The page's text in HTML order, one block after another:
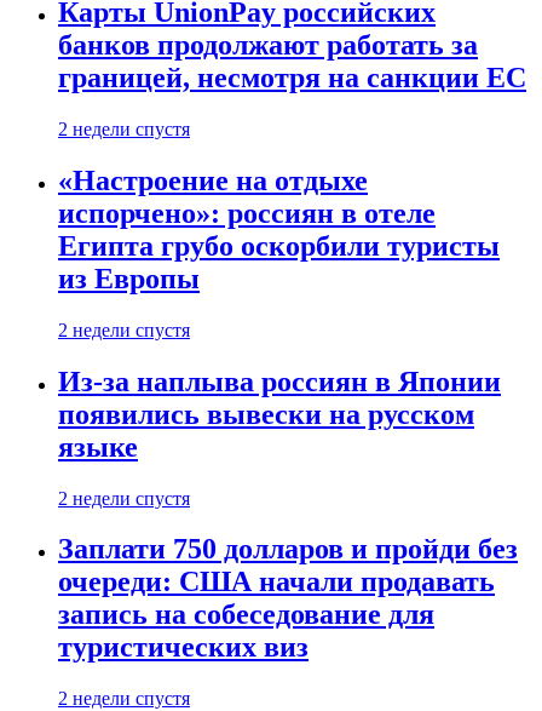
Карты UnionPay российских
банков продолжают работать за
границей, несмотря на санкции ЕС
2 недели спустя
«Настроение на отдыхе
испорчено»: россиян в отеле
Египта грубо оскорбили туристы
из Европы
2 недели спустя
Из-за наплыва россиян в Японии
появились вывески на русском
языке
2 недели спустя
Заплати 750 долларов и пройди без
очереди: США начали продавать
запись на собеседование для
туристических виз
2 недели спустя